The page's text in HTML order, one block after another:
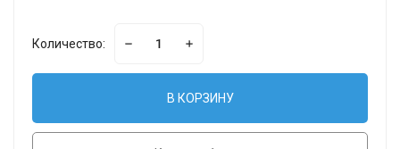
Количество:
В КОРЗИНУ